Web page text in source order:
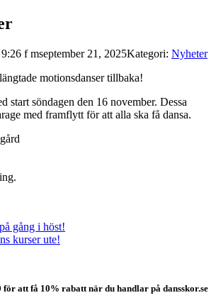
9:26 f mseptember 21, 2025Kategori: Nyheter
motionsdanser tillbaka!
start söndagen den 16 november. Dessa
med framflytt för att alla ska få dansa.
gång i höst!
kurser ute!
för att få 10% rabatt när du handlar på dansskor.se